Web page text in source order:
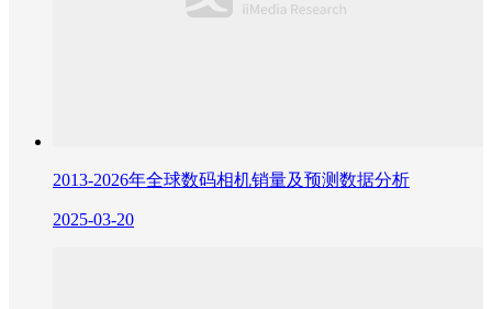
2013-2026年全球数码相机销量及预测数据分析
2025-03-20